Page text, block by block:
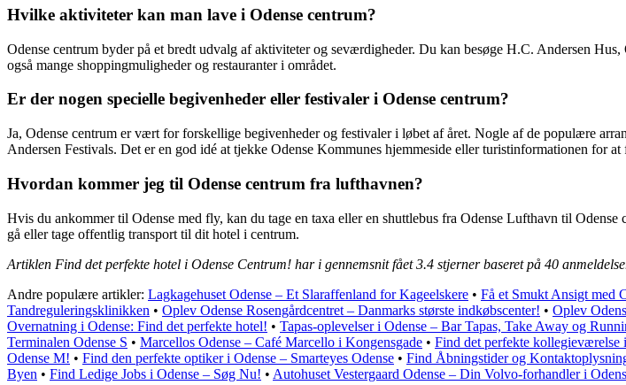
Hvilke aktiviteter kan man lave i Odense centrum?
Odense centrum byder på et bredt udvalg af aktiviteter og seværdigheder. Du kan besøge H.C. Andersen
også mange shoppingmuligheder og restauranter i området.
Er der nogen specielle begivenheder eller festivaler i Odense centrum?
Ja, Odense centrum er vært for forskellige begivenheder og festivaler i løbet af året. Nogle af de populære
Andersen Festivals. Det er en god idé at tjekke Odense Kommunes hjemmeside eller turistinformationen for
Hvordan kommer jeg til Odense centrum fra lufthavnen?
Hvis du ankommer til Odense med fly, kan du tage en taxa eller en shuttlebus fra Odense Lufthavn til
gå eller tage offentlig transport til dit hotel i centrum.
Artiklen Find det perfekte hotel i Odense Centrum! har i gennemsnit fået3.4 stjerner baseret på 40
Andre populære artikler: Lagkagehuset Odense – Et Slaraffenland for Kageelskere • Få et Smukt Ansigt med
Tandreguleringsklinikken • Oplev Odense Rosengårdcentret – Danmarks største indkøbscenter! • Oplev
Overnatning i Odense: Find det perfekte hotel! • Tapas-oplevelser i Odense – Bar Tapas, Take Away og
Terminalen Odense S • Marcellos Odense – Café Marcello i Kongensgade • Find det perfekte kollegieværelse
Odense M! • Find den perfekte optiker i Odense – Smarteyes Odense • Find Åbningstider og
Byen • Find Ledige Jobs i Odense – Søg Nu! • Autohuset Vestergaard Odense – Din Volvo-forhandler i